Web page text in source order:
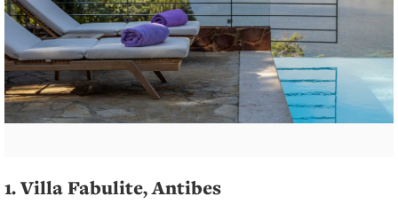
1. Villa Fabulite, Antibes